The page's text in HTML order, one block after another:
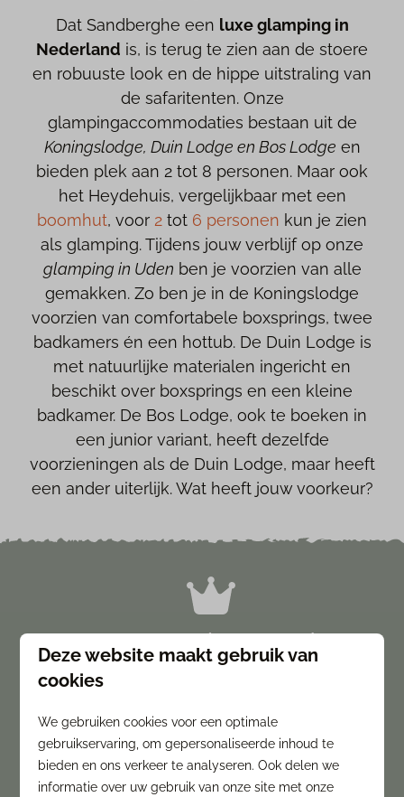
Dat Sandberghe een luxe glamping in
Nederland is, is terug te zien aan de stoere
en robuuste look en de hippe uitstraling van
de safaritenten. Onze
glampingaccommodaties bestaan uit de
Koningslodge, Duin Lodge en Bos Lodge en
bieden plek aan 2 tot 8 personen. Maar ook
het Heydehuis, vergelijkbaar met een
boomhut, voor 2 tot 6 personen kun je zien
als glamping. Tijdens jouw verblijf op onze
glamping in Uden ben je voorzien van alle
gemakken. Zo ben je in de Koningslodge
voorzien van comfortabele boxsprings, twee
badkamers én een hottub. De Duin Lodge is
met natuurlijke materialen ingericht en
beschikt over boxsprings en een kleine
badkamer. De Bos Lodge, ook te boeken in
een junior variant, heeft dezelfde
voorzieningen als de Duin Lodge, maar heeft
een ander uiterlijk. Wat heeft jouw voorkeur?
Koningslodge (4-8 personen)
✔ Voorzien van twee verdiepingen
✔ Acht comfortabele boxspringbedden
✔ Twee badkamers en een hottub
Deze website maakt gebruik van
cookies
We gebruiken cookies voor een optimale
gebruikservaring, om gepersonaliseerde inhoud te
bieden en ons verkeer te analyseren. Ook delen we
informatie over uw gebruik van onze site met onze